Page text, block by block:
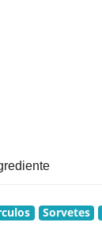
Sorvetes